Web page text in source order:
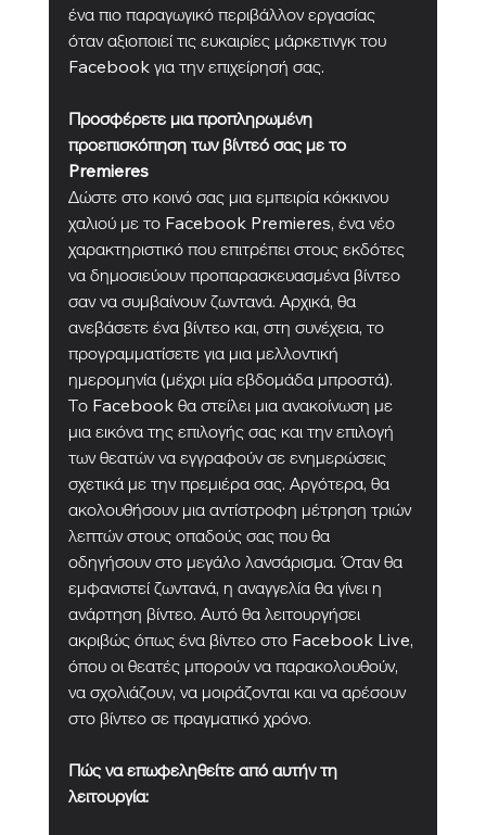
ένα πιο παραγωγικό περιβάλλον εργασίας
όταν αξιοποιεί τις ευκαιρίες μάρκετινγκ του
Facebook για την επιχείρησή σας.
Προσφέρετε μια προπληρωμένη
προεπισκόπηση των βίντεό σας με το
Premieres
Δώστε στο κοινό σας μια εμπειρία κόκκινου
χαλιού με το Facebook Premieres, ένα νέο
χαρακτηριστικό που επιτρέπει στους εκδότες
να δημοσιεύουν προπαρασκευασμένα βίντεο
σαν να συμβαίνουν ζωντανά. Αρχικά, θα
ανεβάσετε ένα βίντεο και, στη συνέχεια, το
προγραμματίσετε για μια μελλοντική
ημερομηνία (μέχρι μία εβδομάδα μπροστά).
Το Facebook θα στείλει μια ανακοίνωση με
μια εικόνα της επιλογής σας και την επιλογή
των θεατών να εγγραφούν σε ενημερώσεις
σχετικά με την πρεμιέρα σας. Αργότερα, θα
ακολουθήσουν μια αντίστροφη μέτρηση τριών
λεπτών στους οπαδούς σας που θα
οδηγήσουν στο μεγάλο λανσάρισμα. Όταν θα
εμφανιστεί ζωντανά, η αναγγελία θα γίνει η
ανάρτηση βίντεο. Αυτό θα λειτουργήσει
ακριβώς όπως ένα βίντεο στο Facebook Live,
όπου οι θεατές μπορούν να παρακολουθούν,
να σχολιάζουν, να μοιράζονται και να αρέσουν
στο βίντεο σε πραγματικό χρόνο.
Πώς να επωφεληθείτε από αυτήν τη
λειτουργία: